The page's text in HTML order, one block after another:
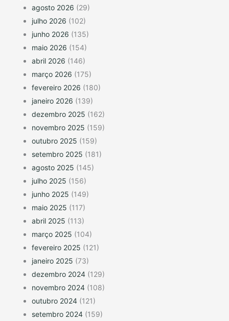
agosto 2026 (29)
julho 2026 (102)
junho 2026 (135)
maio 2026 (154)
abril 2026 (146)
março 2026 (175)
fevereiro 2026 (180)
janeiro 2026 (139)
dezembro 2025 (162)
novembro 2025 (159)
outubro 2025 (159)
setembro 2025 (181)
agosto 2025 (145)
julho 2025 (156)
junho 2025 (149)
maio 2025 (117)
abril 2025 (113)
março 2025 (104)
fevereiro 2025 (121)
janeiro 2025 (73)
dezembro 2024 (129)
novembro 2024 (108)
outubro 2024 (121)
setembro 2024 (159)